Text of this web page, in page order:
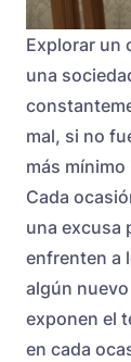
Explorar un
una
mal, si no
más
Cada
una excusa
enfrenten a
algún
exponen el
en cada